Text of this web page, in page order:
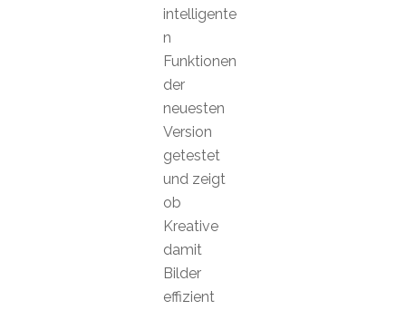
intelligente
n
Funktionen
der
neuesten
Version
getestet
und zeigt
ob
Kreative
damit
Bilder
effizient